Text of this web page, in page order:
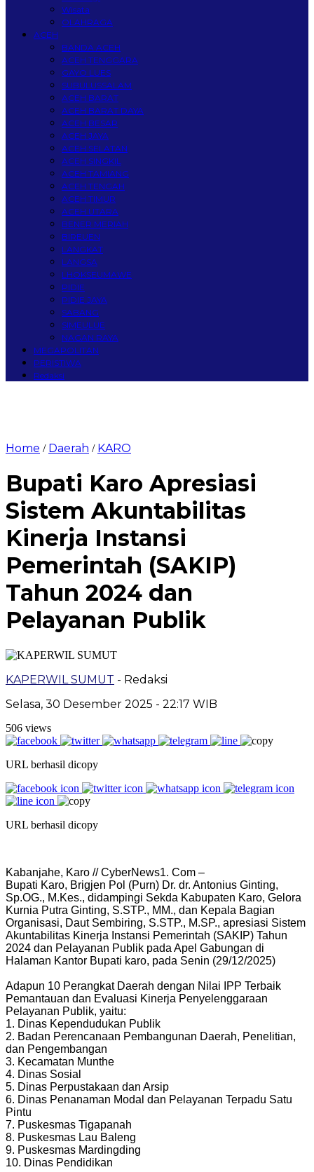
Wisata
OLAHRAGA
ACEH
BANDA ACEH
ACEH TENGGARA
GAYO LUES
SUBULUSSALAM
ACEH BARAT
ACEH BARAT DAYA
ACEH BESAR
ACEH JAYA
ACEH SELATAN
ACEH SINGKIL
ACEH TAMIANG
ACEH TENGAH
ACEH TIMUR
ACEH UTARA
BENER MERIAH
BIREUEN
LANGKAT
LANGSA
LHOKSEUMAWE
PIDIE
PIDIE JAYA
SABANG
SIMEULUE
NAGAN RAYA
MEGAPOLITAN
PERISTIWA
Redaksi
Home / Daerah / KARO
Bupati Karo Apresiasi
Sistem Akuntabilitas
Kinerja Instansi
Pemerintah (SAKIP)
Tahun 2024 dan
Pelayanan Publik
KAPERWIL SUMUT - Redaksi
Selasa, 30 Desember 2025 - 22:17 WIB
506 views
URL berhasil dicopy
URL berhasil dicopy
Kabanjahe, Karo // CyberNews1. Com –
Bupati Karo, Brigjen Pol (Purn) Dr. dr. Antonius Ginting,
Sp.OG., M.Kes., didampingi Sekda Kabupaten Karo, Gelora
Kurnia Putra Ginting, S.STP., MM., dan Kepala Bagian
Organisasi, Daut Sembiring, S.STP., M.SP., apresiasi Sistem
Akuntabilitas Kinerja Instansi Pemerintah (SAKIP) Tahun
2024 dan Pelayanan Publik pada Apel Gabungan di
Halaman Kantor Bupati karo, pada Senin (29/12/2025)
Adapun 10 Perangkat Daerah dengan Nilai IPP Terbaik
Pemantauan dan Evaluasi Kinerja Penyelenggaraan
Pelayanan Publik, yaitu:
1. Dinas Kependudukan Publik
2. Badan Perencanaan Pembangunan Daerah, Penelitian,
dan Pengembangan
3. Kecamatan Munthe
4. Dinas Sosial
5. Dinas Perpustakaan dan Arsip
6. Dinas Penanaman Modal dan Pelayanan Terpadu Satu
Pintu
7. Puskesmas Tigapanah
8. Puskesmas Lau Baleng
9. Puskesmas Mardingding
10. Dinas Pendidikan